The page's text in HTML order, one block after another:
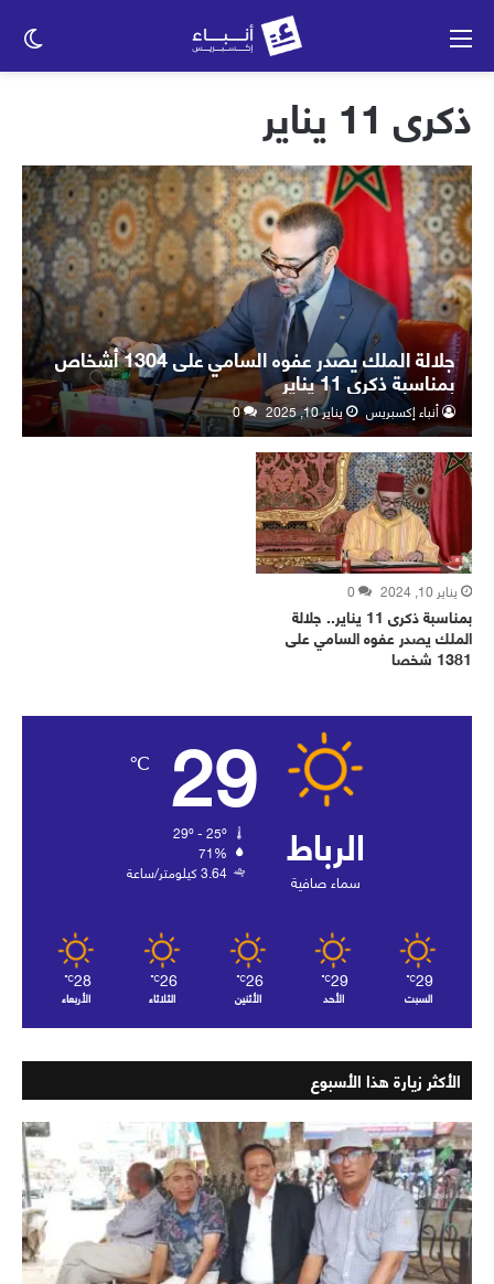
ذكرى 11 يناير
جلالة الملك يصدر عفوه السامي على 1304 أشخاص
بمناسبة ذكرى 11 يناير
أنباء إكسبريس يناير 10, 2025 0
يناير 10, 2024 0
بمناسبة ذكرى 11 يناير.. جلالة
الملك يصدر عفوه السامي على
1381 شخصا
الرباط
سماء صافية
29
℃
71%
3.64 كيلومتر/ساعة
29
℃
السبت
29
℃
الأحد
26
℃
الأثنين
26
℃
الثلاثاء
28
℃
الأربعاء
الأكثر زيارة هذا الأسبوع